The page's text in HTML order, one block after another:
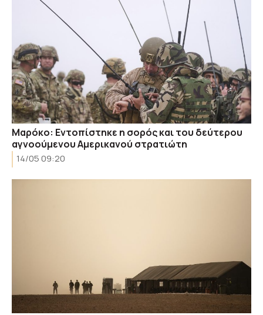
Μαρόκο: Εντοπίστηκε η σορός και του δεύτερου
αγνοούμενου Αμερικανού στρατιώτη
14/05 09:20